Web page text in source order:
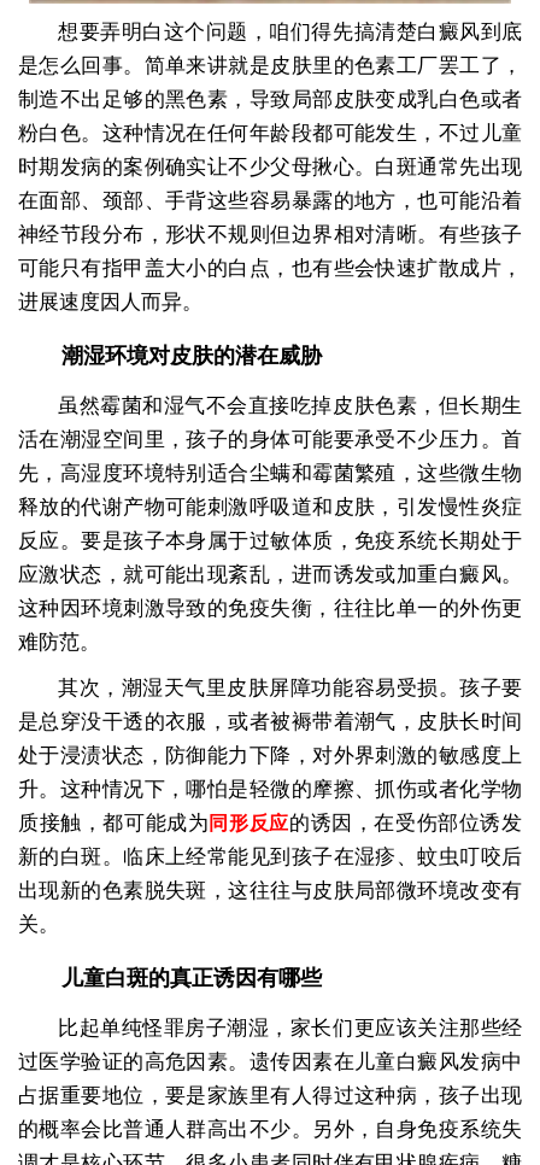
想要弄明白这个问题，咱们得先搞清楚白癜风到底
是怎么回事。简单来讲就是皮肤里的色素工厂罢工了，
制造不出足够的黑色素，导致局部皮肤变成乳白色或者
粉白色。这种情况在任何年龄段都可能发生，不过儿童
时期发病的案例确实让不少父母揪心。白斑通常先出现
在面部、颈部、手背这些容易暴露的地方，也可能沿着
神经节段分布，形状不规则但边界相对清晰。有些孩子
可能只有指甲盖大小的白点，也有些会快速扩散成片，
进展速度因人而异。
潮湿环境对皮肤的潜在威胁
虽然霉菌和湿气不会直接吃掉皮肤色素，但长期生
活在潮湿空间里，孩子的身体可能要承受不少压力。首
先，高湿度环境特别适合尘螨和霉菌繁殖，这些微生物
释放的代谢产物可能刺激呼吸道和皮肤，引发慢性炎症
反应。要是孩子本身属于过敏体质，免疫系统长期处于
应激状态，就可能出现紊乱，进而诱发或加重白癜风。
这种因环境刺激导致的免疫失衡，往往比单一的外伤更
难防范。
其次，潮湿天气里皮肤屏障功能容易受损。孩子要
是总穿没干透的衣服，或者被褥带着潮气，皮肤长时间
处于浸渍状态，防御能力下降，对外界刺激的敏感度上
升。这种情况下，哪怕是轻微的摩擦、抓伤或者化学物
质接触，都可能成为 同形反应的诱因，在受伤部位诱发
新的白斑。临床上经常能见到孩子在湿疹、蚊虫叮咬后
出现新的色素脱失斑，这往往与皮肤局部微环境改变有
关。
儿童白斑的真正诱因有哪些
比起单纯怪罪房子潮湿，家长们更应该关注那些经
过医学验证的高危因素。遗传因素在儿童白癜风发病中
占据重要地位，要是家族里有人得过这种病，孩子出现
的概率会比普通人群高出不少。另外，自身免疫系统失